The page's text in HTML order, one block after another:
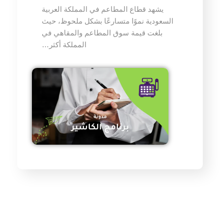
يشهد قطاع المطاعم في المملكة العربية
السعودية نموًا متسارعًا بشكل ملحوظ، حيث
بلغت قيمة سوق المطاعم والمقاهي في
المملكة أكثر…